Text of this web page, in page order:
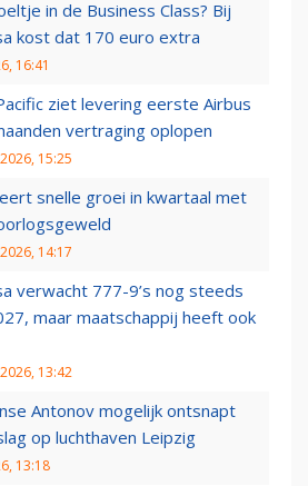
in de Business Class? Bij
kost dat 170 euro extra
16:41
ziet levering eerste Airbus
vertraging oplopen
15:25
snelle groei in kwartaal met
14:17
verwacht 777-9’s nog steeds
maar maatschappij heeft ook
13:42
Antonov mogelijk ontsnapt
op luchthaven Leipzig
13:18